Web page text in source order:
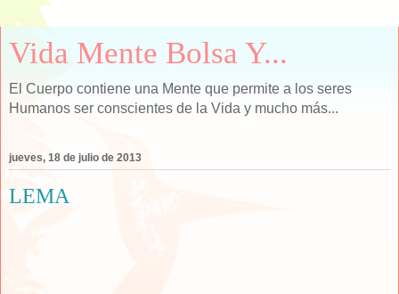
Vida Mente Bolsa Y...
El Cuerpo contiene una Mente que permite a los seres
Humanos ser conscientes de la Vida y mucho más...
jueves, 18 de julio de 2013
LEMA